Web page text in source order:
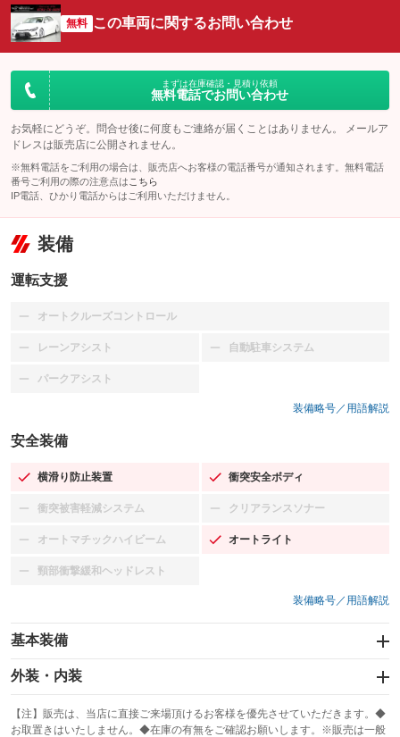
無料 この車両に関するお問い合わせ
まずは在庫確認・見積り依頼
無料電話でお問い合わせ
お気軽にどうぞ。問合せ後に何度もご連絡が届くことはありません。 メールア
ドレスは販売店に公開されません。
※無料電話をご利用の場合は、販売店へお客様の電話番号が通知されます。無料電話
番号ご利用の際の注意点は こちら
IP電話、ひかり電話からはご利用いただけません。
装備
運転支援
オートクルーズコントロール
：装備なし
レーンアシスト
：装備なし 自動駐車システム
：装備なし
パークアシスト
：装備なし
装備略号／用語解説
安全装備
横滑り防止装置
：装備あり 衝突安全ボディ
：装備あり
衝突被害軽減システム
：装備なし クリアランスソナー
：装備なし
オートマチックハイビーム
：装備なし オートライト
：装備あり
頸部衝撃緩和ヘッドレスト
：装備なし
装備略号／用語解説
基本装備
エアバッグ：運転席/助手席/サイド
：装備あり
：装備なし
外装・内装
カーナビ：SDナビ
：装備あり
【注】販売は、当店に直接ご来場頂けるお客様を優先させていただきます。◆
お取置きはいたしません。◆在庫の有無をご確認お願いします。※販売は一般